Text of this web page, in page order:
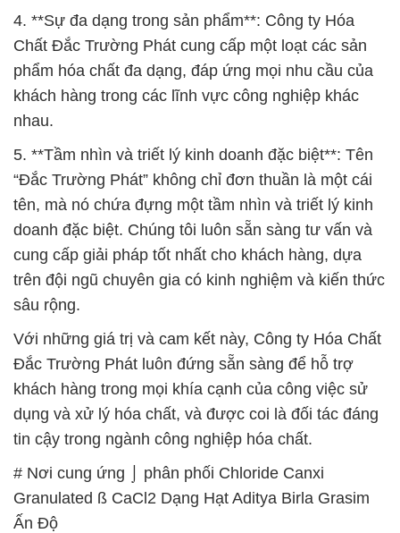
4. **Sự đa dạng trong sản phẩm**: Công ty Hóa
Chất Đắc Trường Phát cung cấp một loạt các sản
phẩm hóa chất đa dạng, đáp ứng mọi nhu cầu của
khách hàng trong các lĩnh vực công nghiệp khác
nhau.
5. **Tầm nhìn và triết lý kinh doanh đặc biệt**: Tên
“Đắc Trường Phát” không chỉ đơn thuần là một cái
tên, mà nó chứa đựng một tầm nhìn và triết lý kinh
doanh đặc biệt. Chúng tôi luôn sẵn sàng tư vấn và
cung cấp giải pháp tốt nhất cho khách hàng, dựa
trên đội ngũ chuyên gia có kinh nghiệm và kiến thức
sâu rộng.
Với những giá trị và cam kết này, Công ty Hóa Chất
Đắc Trường Phát luôn đứng sẵn sàng để hỗ trợ
khách hàng trong mọi khía cạnh của công việc sử
dụng và xử lý hóa chất, và được coi là đối tác đáng
tin cậy trong ngành công nghiệp hóa chất.
# Nơi cung ứng ⌡ phân phối Chloride Canxi
Granulated ß CaCl2 Dạng Hạt Aditya Birla Grasim
Ấn Độ